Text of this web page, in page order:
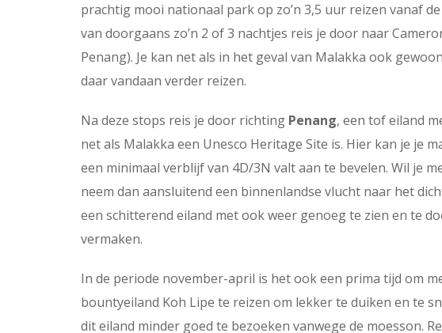
prachtig mooi nationaal park op zo’n 3,5 uur reizen vanaf
van doorgaans zo’n 2 of 3 nachtjes reis je door naar
Penang). Je kan net als in het geval van Malakka ook
daar vandaan verder reizen.
Na deze stops reis je door richting Penang, een tof eiland
net als Malakka een Unesco Heritage Site is. Hier kan je je
een minimaal verblijf van 4D/3N valt aan te bevelen. Wil je
neem dan aansluitend een binnenlandse vlucht naar het
een schitterend eiland met ook weer genoeg te zien en te
vermaken.
In de periode november-april is het ook een prima tijd om
bountyeiland Koh Lipe te reizen om lekker te duiken en te
dit eiland minder goed te bezoeken vanwege de moesson.